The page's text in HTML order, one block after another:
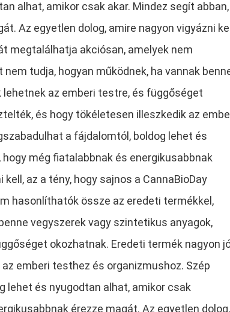
alhat, amikor csak akar. Mindez segít abban,
Az egyetlen dolog, amire nagyon vigyázni
megtalálhatja akciósan, amelyek nem
tudja, hogyan működnek, ha vannak
az emberi testre, és függőséget
és hogy tökéletesen illeszkedik az
a fájdalomtól, boldog lehet és
még fiatalabbnak és energikusabbnak
az a tény, hogy sajnos a CannaBioDay
hasonlíthatók össze az eredeti termékkel,
vegyszerek vagy szintetikus anyagok,
okozhatnak. Eredeti termék nagyon
emberi testhez és organizmushoz. Szép
lehet és nyugodtan alhat, amikor csak
érezze magát. Az egyetlen dolog,